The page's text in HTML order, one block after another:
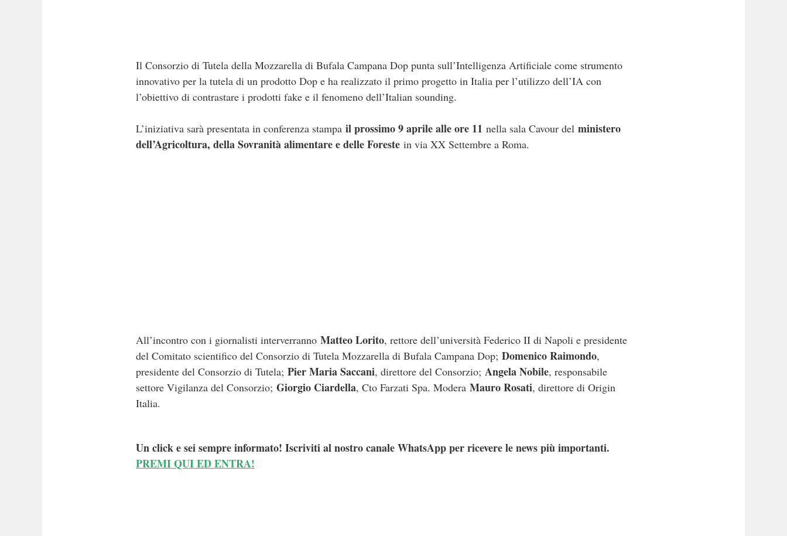
Il Consorzio di Tutela della Mozzarella di Bufala Campana Dop punta sull’Intelligenza Artificiale come strumento
innovativo per la tutela di un prodotto Dop e ha realizzato il primo progetto in Italia per l’utilizzo dell’IA con
l’obiettivo di contrastare i prodotti fake e il fenomeno dell’Italian sounding.
L’iniziativa sarà presentata in conferenza stampa il prossimo 9 aprile alle ore 11 nella sala Cavour del ministero
dell’Agricoltura, della Sovranità alimentare e delle Foreste in via XX Settembre a Roma.
All’incontro con i giornalisti interverranno Matteo Lorito, rettore dell’università Federico II di Napoli e presidente
del Comitato scientifico del Consorzio di Tutela Mozzarella di Bufala Campana Dop; Domenico Raimondo,
presidente del Consorzio di Tutela; Pier Maria Saccani, direttore del Consorzio; Angela Nobile, responsabile
settore Vigilanza del Consorzio; Giorgio Ciardella, Cto Farzati Spa. Modera Mauro Rosati, direttore di Origin
Italia.
Un click e sei sempre informato! Iscriviti al nostro canale WhatsApp per ricevere le news più importanti.
PREMI QUI ED ENTRA!